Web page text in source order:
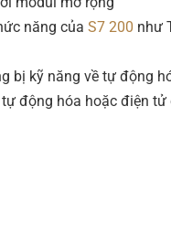
năng của S7 200 như
bị kỹ năng về tự động
động hóa hoặc điện tử